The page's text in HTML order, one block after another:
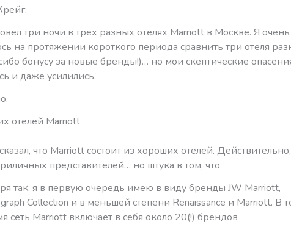
три ночи в трех разных отелях Marriott в Москве. Я
на протяжении короткого периода сравнить три отеля
бонусу за новые бренды!)… но мои скептические
и даже усилились.
отелей Marriott
что Marriott состоит из хороших отелей.
представителей… но штука в том, что
так, я в первую очередь имею в виду бренды JW Marriott,
Collection и в меньшей степени Renaissance и Marriott. В
сеть Marriott включает в себя около 20(!) брендов